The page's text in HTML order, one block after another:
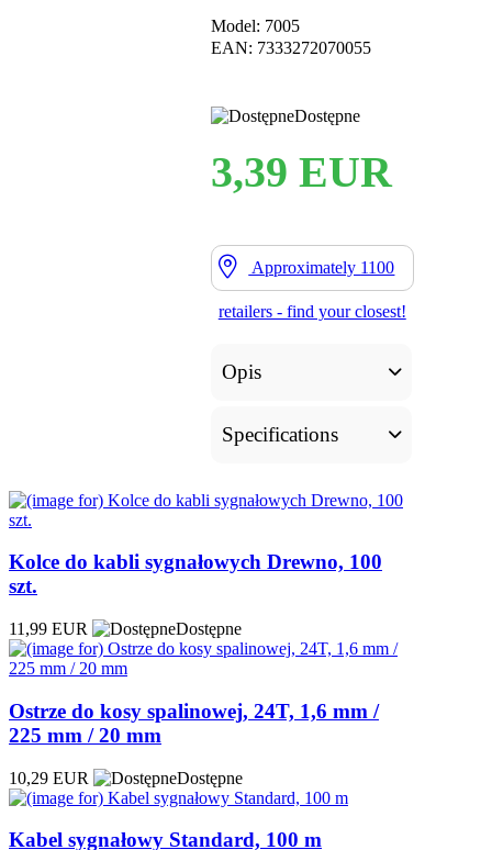
Model: 7005
EAN: 7333272070055
Dostępne
3,39 EUR
Approximately 1100
retailers - find your closest!
Opis
Specifications
Kolce do kabli sygnałowych Drewno, 100
szt.
11,99 EUR Dostępne
Ostrze do kosy spalinowej, 24T, 1,6 mm /
225 mm / 20 mm
10,29 EUR Dostępne
Kabel sygnałowy Standard, 100 m